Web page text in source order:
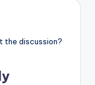
the discussion?